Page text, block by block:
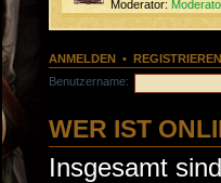
Moderator:
ANMELDEN • REGISTRIEREN
Benutzername:
WER IST
Insgesamt sind